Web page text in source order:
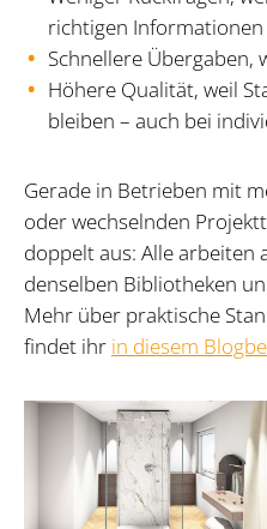
richtigen
Schnellere Übergaben,
Höhere Qualität, weil
bleiben – auch bei
Gerade in Betrieben mit
oder wechselnden
doppelt aus: Alle arbeiten
denselben Bibliotheken
Mehr über praktische
findet ihr in diesem